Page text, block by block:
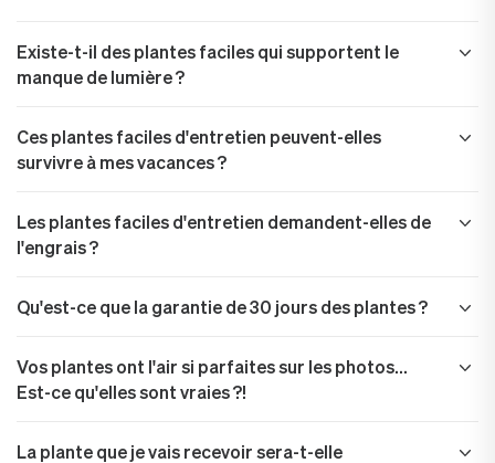
Existe-t-il des plantes faciles qui supportent le
manque de lumière ?
Ces plantes faciles d'entretien peuvent-elles
survivre à mes vacances ?
Les plantes faciles d'entretien demandent-elles de
l'engrais ?
Qu'est-ce que la garantie de 30 jours des plantes ?
Vos plantes ont l'air si parfaites sur les photos...
Est-ce qu'elles sont vraies ?!
La plante que je vais recevoir sera-t-elle